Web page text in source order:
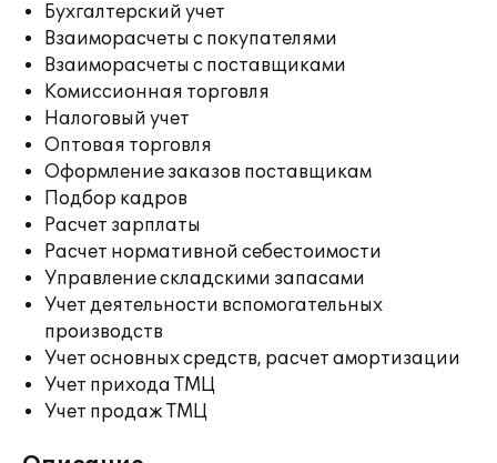
Бухгалтерский учет
Взаиморасчеты с покупателями
Взаиморасчеты с поставщиками
Комиссионная торговля
Налоговый учет
Оптовая торговля
Оформление заказов поставщикам
Подбор кадров
Расчет зарплаты
Расчет нормативной себестоимости
Управление складскими запасами
Учет деятельности вспомогательных
производств
Учет основных средств, расчет амортизации
Учет прихода ТМЦ
Учет продаж ТМЦ